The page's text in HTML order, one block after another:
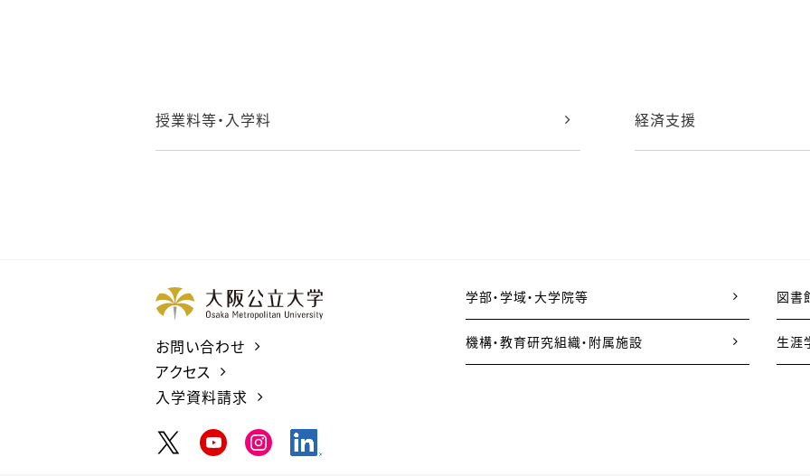
授業料等・入学料 経済支援
お問い合わせ
アクセス
入学資料請求
学部・学域・大学院等
機構・教育研究組織・附属施設
図書
生涯